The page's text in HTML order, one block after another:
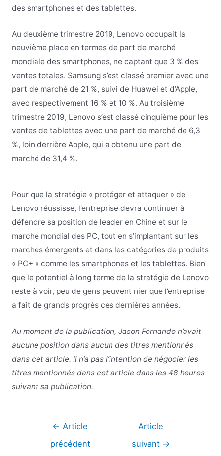
des smartphones et des tablettes.
Au deuxième trimestre 2019, Lenovo occupait la
neuvième place en termes de part de marché
mondiale des smartphones, ne captant que 3 % des
ventes totales. Samsung s’est classé premier avec une
part de marché de 21 %, suivi de Huawei et d’Apple,
avec respectivement 16 % et 10 %. Au troisième
trimestre 2019, Lenovo s’est classé cinquième pour les
ventes de tablettes avec une part de marché de 6,3
%, loin derrière Apple, qui a obtenu une part de
marché de 31,4 %.
Pour que la stratégie « protéger et attaquer » de
Lenovo réussisse, l’entreprise devra continuer à
défendre sa position de leader en Chine et sur le
marché mondial des PC, tout en s’implantant sur les
marchés émergents et dans les catégories de produits
« PC+ » comme les smartphones et les tablettes. Bien
que le potentiel à long terme de la stratégie de Lenovo
reste à voir, peu de gens peuvent nier que l’entreprise
a fait de grands progrès ces dernières années.
Au moment de la publication, Jason Fernando n’avait
aucune position dans aucun des titres mentionnés
dans cet article. Il n’a pas l’intention de négocier les
titres mentionnés dans cet article dans les 48 heures
suivant sa publication.
Navigation
l’article
← Article
précédent
Article
suivant →